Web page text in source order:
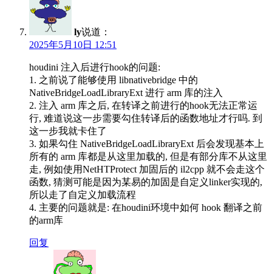
ly说道：
2025年5月10日 12:51
houdini 注入后进行hook的问题:
1. 之前说了能够使用 libnativebridge 中的
NativeBridgeLoadLibraryExt 进行 arm 库的注入
2. 注入 arm 库之后, 在转译之前进行的hook无法正常运
行, 难道说这一步需要勾住转译后的函数地址才行吗. 到
这一步我就卡住了
3. 如果勾住 NativeBridgeLoadLibraryExt 后会发现基本上
所有的 arm 库都是从这里加载的, 但是有部分库不从这里
走, 例如使用NetHTProtect 加固后的 il2cpp 就不会走这个
函数, 猜测可能是因为某易的加固是自定义linker实现的,
所以走了自定义加载流程
4. 主要的问题就是: 在houdini环境中如何 hook 翻译之前
的arm库
回复